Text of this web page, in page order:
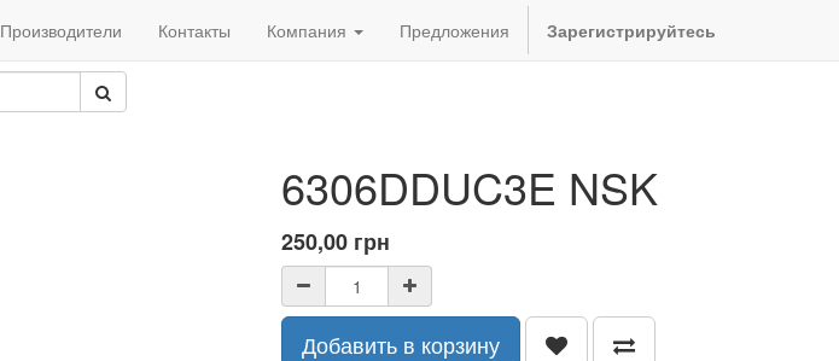
Производители Контакты Компания Предложения Зарегистрируйтесь
6306DDUC3E NSK
250,00 грн
Добавить в корзину